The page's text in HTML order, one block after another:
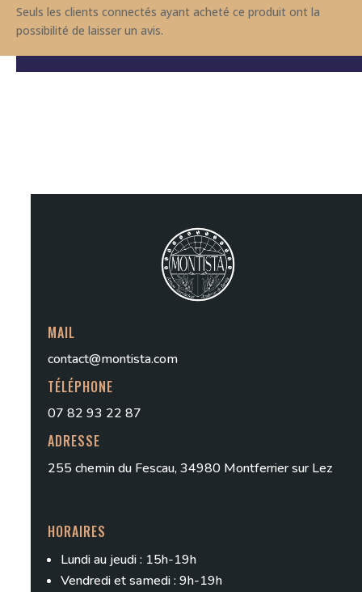
Seuls les clients connectés ayant acheté ce produit ont la
possibilité de laisser un avis.
MAIL
contact@montista.com
TÉLÉPHONE
07 82 93 22 87
ADRESSE
255 chemin du Fescau, 34980 Montferrier sur Lez
HORAIRES
Lundi au jeudi : 15h-19h
Vendredi et samedi : 9h-19h